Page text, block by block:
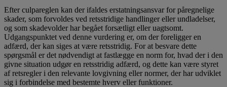
Efter culpareglen kan der ifaldes erstatningsansvar for påregnelige
skader, som forvoldes ved retsstridige handlinger eller undladelser,
og som skadevolder har begået forsætligt eller uagtsomt.
Udgangspunktet ved denne vurdering er, om der foreligger en
adfærd, der kan siges at være retsstridig. For at besvare dette
spørgsmål er det nødvendigt at fastlægge en norm for, hvad der i den
givne situation udgør en retsstridig adfærd, og dette kan være styret
af retsregler i den relevante lovgivning eller normer, der har udviklet
sig i forbindelse med bestemte hverv eller funktioner.